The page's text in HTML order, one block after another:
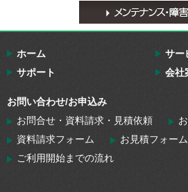
ホーム
サー
サポート
会社
お問い合わせ/お申込み
お問合せ・資料請求・見積依頼
資料請求フォーム
お見積フォーム
ご利用開始までの流れ